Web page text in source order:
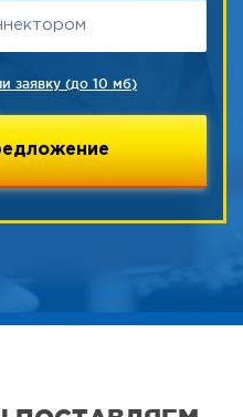
заявку (до 10 мб)